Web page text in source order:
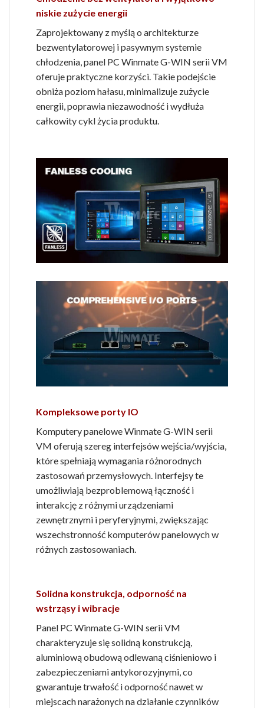
niskie zużycie energii
Zaprojektowany z myślą o architekturze
bezwentylatorowej i pasywnym systemie
chłodzenia, panel PC Winmate G-WIN serii VM
oferuje praktyczne korzyści. Takie podejście
obniża poziom hałasu, minimalizuje zużycie
energii, poprawia niezawodność i wydłuża
całkowity cykl życia produktu.
Kompleksowe porty IO
Komputery panelowe Winmate G-WIN serii
VM oferują szereg interfejsów wejścia/wyjścia,
które spełniają wymagania różnorodnych
zastosowań przemysłowych. Interfejsy te
umożliwiają bezproblemową łączność i
interakcję z różnymi urządzeniami
zewnętrznymi i peryferyjnymi, zwiększając
wszechstronność komputerów panelowych w
różnych zastosowaniach.
Solidna konstrukcja, odporność na
wstrząsy i wibracje
Panel PC Winmate G-WIN serii VM
charakteryzuje się solidną konstrukcją,
aluminiową obudową odlewaną ciśnieniowo i
zabezpieczeniami antykorozyjnymi, co
gwarantuje trwałość i odporność nawet w
miejscach narażonych na działanie czynników